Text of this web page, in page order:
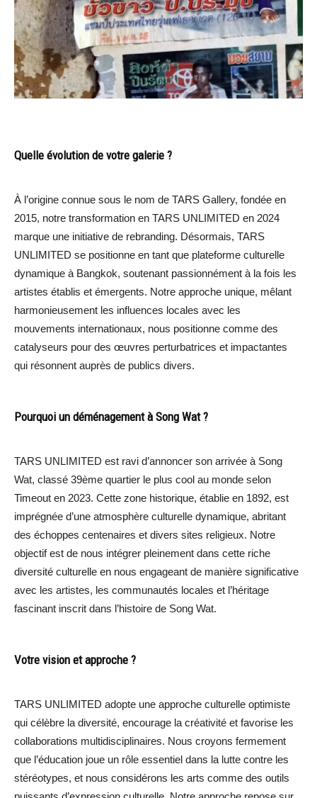
Quelle évolution de votre galerie ?
À l’origine connue sous le nom de TARS Gallery, fondée en
2015, notre transformation en TARS UNLIMITED en 2024
marque une initiative de rebranding. Désormais, TARS
UNLIMITED se positionne en tant que plateforme culturelle
dynamique à Bangkok, soutenant passionnément à la fois les
artistes établis et émergents. Notre approche unique, mêlant
harmonieusement les influences locales avec les
mouvements internationaux, nous positionne comme des
catalyseurs pour des œuvres perturbatrices et impactantes
qui résonnent auprès de publics divers.
Pourquoi un déménagement à Song Wat ?
TARS UNLIMITED est ravi d’annoncer son arrivée à Song
Wat, classé 39ème quartier le plus cool au monde selon
Timeout en 2023. Cette zone historique, établie en 1892, est
imprégnée d’une atmosphère culturelle dynamique, abritant
des échoppes centenaires et divers sites religieux. Notre
objectif est de nous intégrer pleinement dans cette riche
diversité culturelle en nous engageant de manière significative
avec les artistes, les communautés locales et l’héritage
fascinant inscrit dans l’histoire de Song Wat.
Votre vision et approche ?
TARS UNLIMITED adopte une approche culturelle optimiste
qui célèbre la diversité, encourage la créativité et favorise les
collaborations multidisciplinaires. Nous croyons fermement
que l’éducation joue un rôle essentiel dans la lutte contre les
stéréotypes, et nous considérons les arts comme des outils